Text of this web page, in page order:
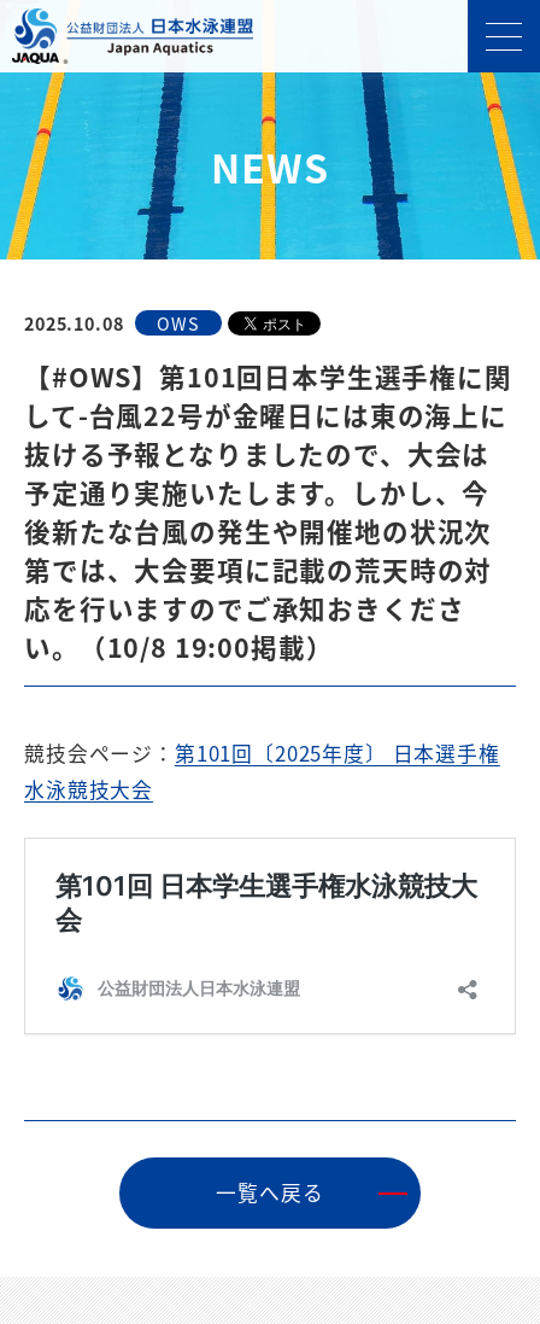
NEWS
2025.10.08 OWS
【#OWS】第101回日本学生選手権に関
して-台風22号が金曜日には東の海上に
抜ける予報となりましたので、大会は
予定通り実施いたします。しかし、今
後新たな台風の発生や開催地の状況次
第では、大会要項に記載の荒天時の対
応を行いますのでご承知おきくださ
い。（10/8 19:00掲載）
競技会ページ： 第101回〔2025年度〕 日本選手権
水泳競技大会
⼀覧へ戻る